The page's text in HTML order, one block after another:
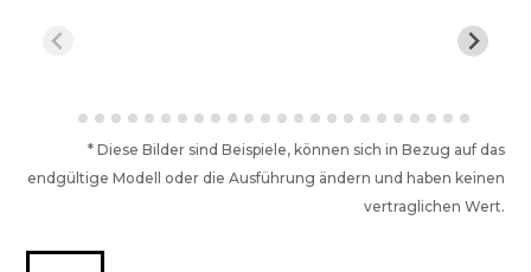
* Diese Bilder sind Beispiele, können sich in Bezug auf das
endgültige Modell oder die Ausführung ändern und haben keinen
vertraglichen Wert.